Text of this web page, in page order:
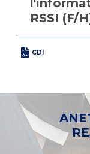
RSSI (F/
CDI